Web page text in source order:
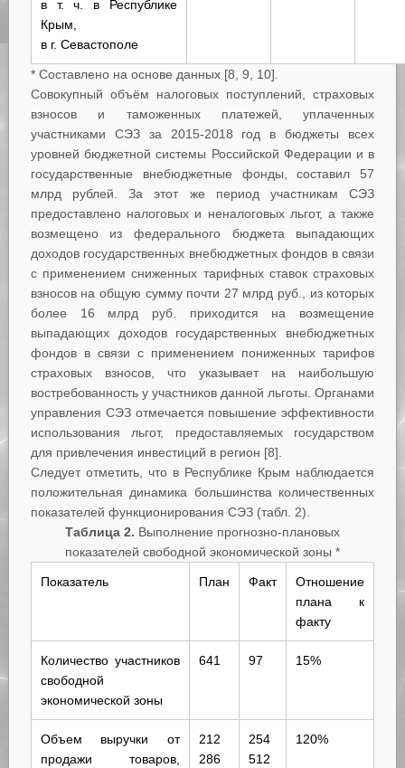
в т. ч. в Республике
Крым,
в г. Севастополе
* Составлено на основе данных [8, 9, 10].
Совокупный объём налоговых поступлений, страховых
взносов и таможенных платежей, уплаченных
участниками СЭЗ за 2015-2018 год в бюджеты всех
уровней бюджетной системы Российской Федерации и в
государственные внебюджетные фонды, составил 57
млрд рублей. За этот же период участникам СЭЗ
предоставлено налоговых и неналоговых льгот, а также
возмещено из федерального бюджета выпадающих
доходов государственных внебюджетных фондов в связи
с применением сниженных тарифных ставок страховых
взносов на общую сумму почти 27 млрд руб., из которых
более 16 млрд руб. приходится на возмещение
выпадающих доходов государственных внебюджетных
фондов в связи с применением пониженных тарифов
страховых взносов, что указывает на наибольшую
востребованность у участников данной льготы. Органами
управления СЭЗ отмечается повышение эффективности
использования льгот, предоставляемых государством
для привлечения инвестиций в регион [8].
Следует отметить, что в Республике Крым наблюдается
положительная динамика большинства количественных
показателей функционирования СЭЗ (табл. 2).
Таблица 2. Выполнение прогнозно-плановых
показателей свободной экономической зоны *
Показатель План Факт
Отношение
плана к
факту
Количество участников
свободной
экономической зоны
641 97 15%
Объем выручки от
продажи товаров,
212
286
254
512
120%